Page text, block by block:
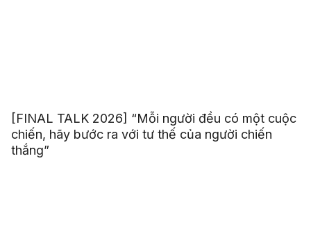
[FINAL TALK 2026] “Mỗi người đều có một cuộc
chiến, hãy bước ra với tư thế của người chiến
thắng”